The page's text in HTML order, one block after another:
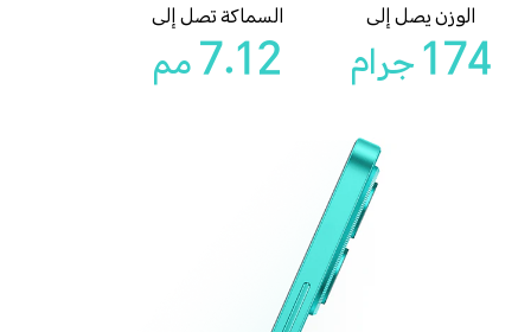
الوزن يصل إلى
174جرام
السماكة تصل إلى
7.12مم